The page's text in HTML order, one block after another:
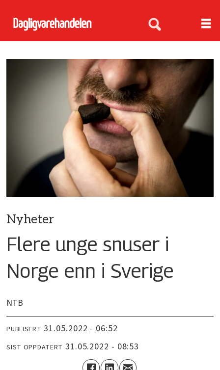
Nyheter
Flere unge snuser i
Norge enn i Sverige
NTB
PUBLISERT 31.05.2022 - 06:52
SIST OPPDATERT 31.05.2022 - 08:53